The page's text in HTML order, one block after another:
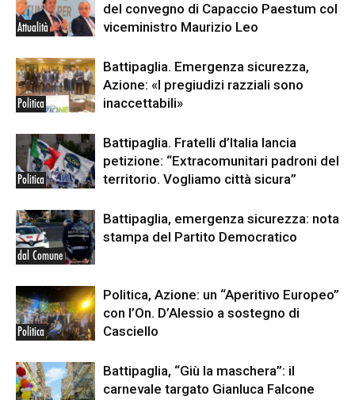
Attualità
del convegno di Capaccio Paestum col
viceministro Maurizio Leo
Politica
Battipaglia. Emergenza sicurezza,
Azione: «I pregiudizi razziali sono
inaccettabili»
Politica
Battipaglia. Fratelli d’Italia lancia
petizione: “Extracomunitari padroni del
territorio. Vogliamo città sicura”
dal Comune
Battipaglia, emergenza sicurezza: nota
stampa del Partito Democratico
Politica
Politica, Azione: un “Aperitivo Europeo”
con l’On. D’Alessio a sostegno di
Casciello
Battipaglia, “Giù la maschera”: il
carnevale targato Gianluca Falcone